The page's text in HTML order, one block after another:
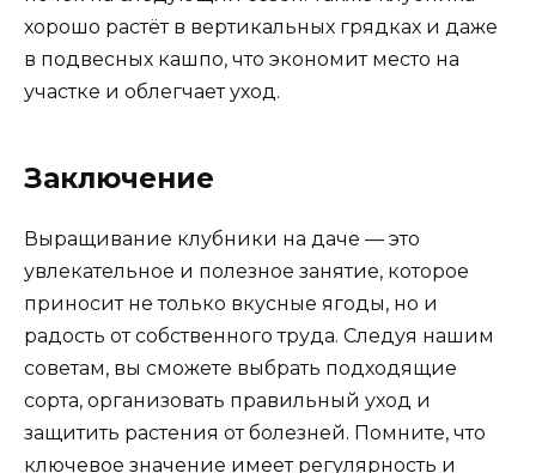
хорошо растёт в вертикальных грядках и даже
в подвесных кашпо, что экономит место на
участке и облегчает уход.
Заключение
Выращивание клубники на даче — это
увлекательное и полезное занятие, которое
приносит не только вкусные ягоды, но и
радость от собственного труда. Следуя нашим
советам, вы сможете выбрать подходящие
сорта, организовать правильный уход и
защитить растения от болезней. Помните, что
ключевое значение имеет регулярность и